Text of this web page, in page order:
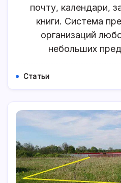
почту, календари,
книги. Система
организаций
небольших
Статьи